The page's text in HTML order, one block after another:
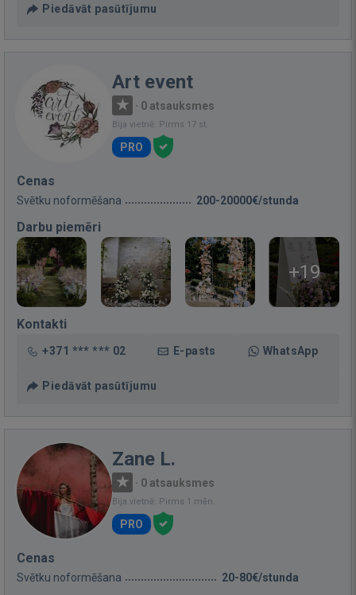
Piedāvāt pasūtījumu
Art event
· 0 atsauksmes
Bija vietnē: Pirms 17 st.
PRO
Cenas
Svētku noformēšana 200-20000€/stunda
Darbu piemēri
+19
Kontakti
+371 *** *** 02 E-pasts WhatsApp
Piedāvāt pasūtījumu
Zane L.
· 0 atsauksmes
Bija vietnē: Pirms 1 mēn.
PRO
Cenas
Svētku noformēšana 20-80€/stunda